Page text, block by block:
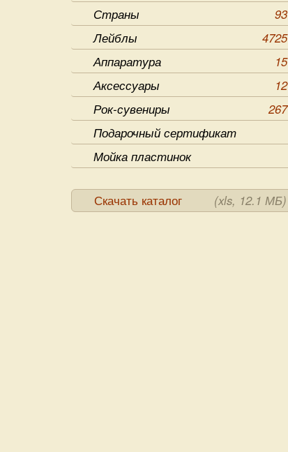
Страны
93
Лейблы
4725
Аппаратура
15
Аксессуары
12
Рок-сувениры
267
Подарочный сертификат
Мойка пластинок
Скачать каталог (xls, 12.1 МБ)